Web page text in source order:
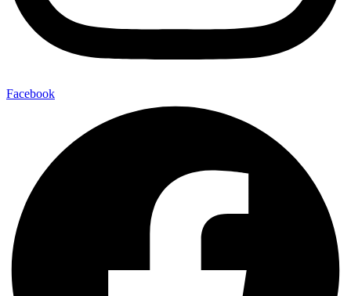
Facebook